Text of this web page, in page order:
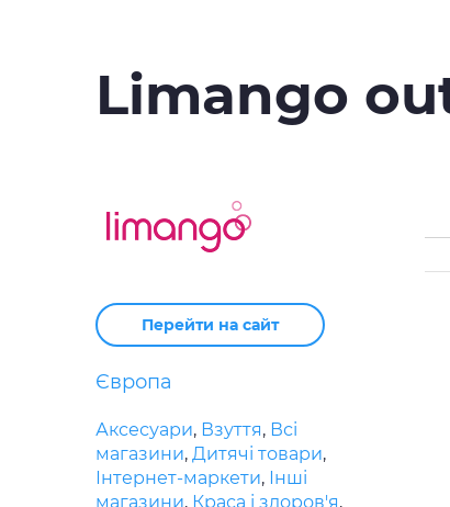
Limango
Перейти на сайт
Європа
Аксесуари, Взуття, Всі
магазини, Дитячі товари,
Інтернет-маркети, Інші
магазини, Краса і здоров'я,